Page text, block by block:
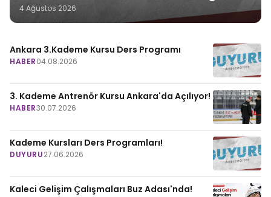
4 Ağustos 2026
Ankara 3.Kademe Kursu Ders Programı
HABER04.08.2026
3. Kademe Antrenör Kursu Ankara'da Açılıyor!
HABER30.07.2026
Kademe Kursları Ders Programları!
DUYURU27.06.2026
Kaleci Gelişim Çalışmaları Buz Adası'nda!